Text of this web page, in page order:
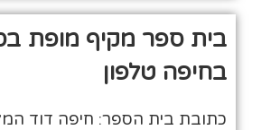
בית ספר מקיף מופת
בחיפה טלפון
כתובת בית הספר: חיפה דוד המלך